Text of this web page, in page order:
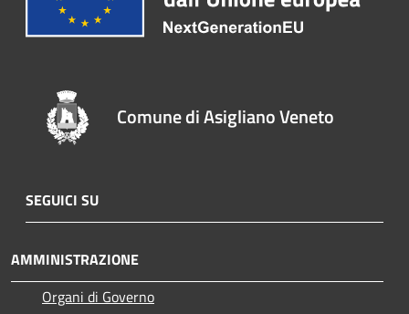
Comune di Asigliano Veneto
SEGUICI SU
AMMINISTRAZIONE
Organi di Governo